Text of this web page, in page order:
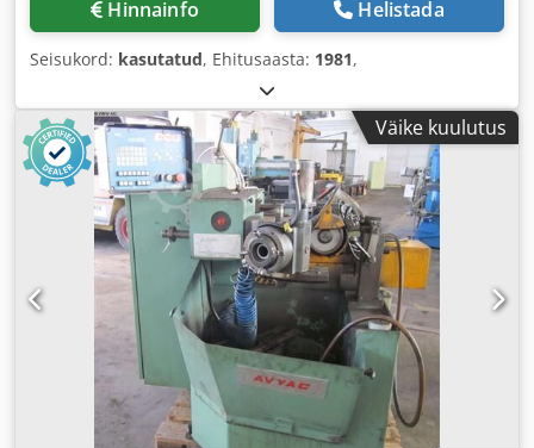
Hinnainfo Helistada
Seisukord: kasutatud, Ehitusaasta: 1981,
Väike kuulutus